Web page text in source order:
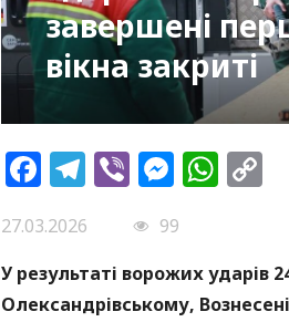
завершені
вікна закриті
Facebook
Telegram
Viber
27.03.2026
99
У результаті ворожих ударів
Олександрівському,